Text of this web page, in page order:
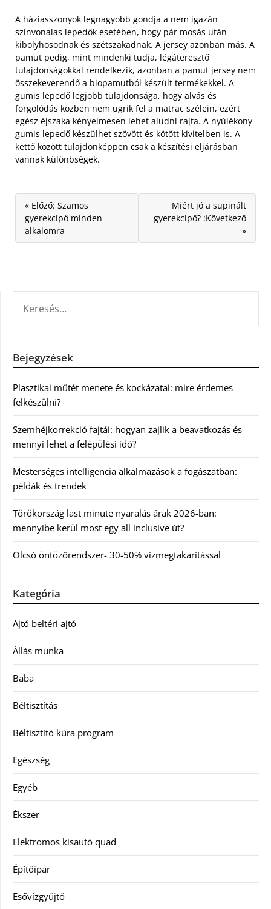
A háziasszonyok legnagyobb gondja a nem igazán
színvonalas lepedők esetében, hogy pár mosás után
kibolyhosodnak és szétszakadnak. A jersey azonban más. A
pamut pedig, mint mindenki tudja, légáteresztő
tulajdonságokkal rendelkezik, azonban a pamut jersey nem
összekeverendő a biopamutból készült termékekkel. A
gumis lepedő legjobb tulajdonsága, hogy alvás és
forgolódás közben nem ugrik fel a matrac szélein, ezért
egész éjszaka kényelmesen lehet aludni rajta. A nyúlékony
gumis lepedő készülhet szövött és kötött kivitelben is. A
kettő között tulajdonképpen csak a készítési eljárásban
vannak különbségek.
« Előző: Szamos
gyerekcipő minden
alkalomra
Miért jó a supinált
gyerekcipő? :Következő
»
Bejegyzések
Plasztikai műtét menete és kockázatai: mire érdemes
felkészülni?
Szemhéjkorrekció fajtái: hogyan zajlik a beavatkozás és
mennyi lehet a felépülési idő?
Mesterséges intelligencia alkalmazások a fogászatban:
példák és trendek
Törökország last minute nyaralás árak 2026-ban:
mennyibe kerül most egy all inclusive út?
Olcsó öntözőrendszer- 30-50% vízmegtakarítással
Kategória
Ajtó beltéri ajtó
Állás munka
Baba
Béltisztítás
Béltisztító kúra program
Egészség
Egyéb
Ékszer
Elektromos kisautó quad
Építőipar
Esővízgyűjtő